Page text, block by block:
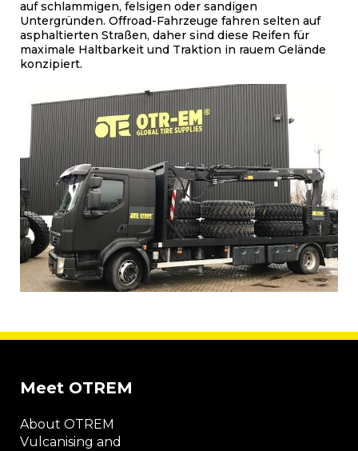
auf schlammigen, felsigen oder sandigen
Untergründen. Offroad-Fahrzeuge fahren selten auf
asphaltierten Straßen, daher sind diese Reifen für
maximale Haltbarkeit und Traktion in rauem Gelände
konzipiert.
Meet OTREM
About OTREM
Vulcanising and